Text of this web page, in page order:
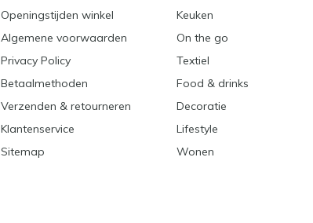
Openingstijden winkel
Algemene voorwaarden
Privacy Policy
Betaalmethoden
Verzenden & retourneren
Klantenservice
Sitemap
Keuken
On the go
Textiel
Food & drinks
Decoratie
Lifestyle
Wonen